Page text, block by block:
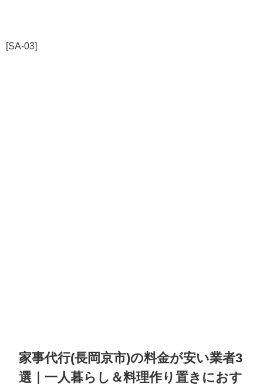
[SA-03]
家事代行(長岡京市)の料金が安い業者3
選｜一人暮らし＆料理作り置きにおす